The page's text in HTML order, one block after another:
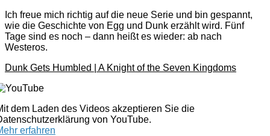
Ich freue mich richtig auf die neue Serie und bin gespannt,
wie die Geschichte von Egg und Dunk erzählt wird. Fünf
Tage sind es noch – dann heißt es wieder: ab nach
Westeros.
Dunk Gets Humbled | A Knight of the Seven Kingdoms
dem Laden des Videos akzeptieren Sie die
von YouTube.
erfahren